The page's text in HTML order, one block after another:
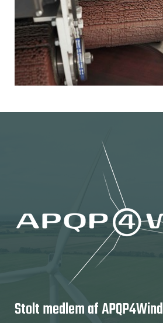
Stolt medlem af APQP4Wind